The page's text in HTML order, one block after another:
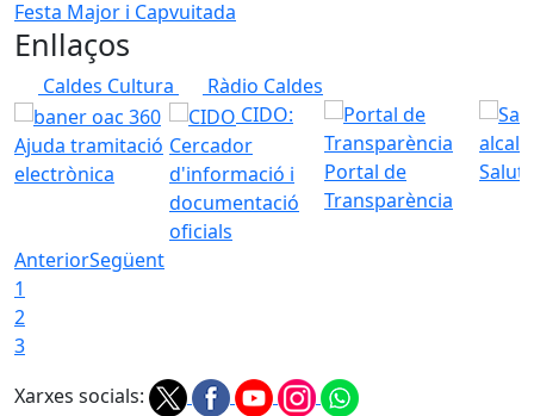
Enllaços
Caldes Cultura Ràdio Caldes
Ajuda tramitació
electrònica
CIDO:
Cercador
d'informació i
documentació
oficials
Portal de
Transparència
AnteriorSegüent
1
2
3
Xarxes socials: